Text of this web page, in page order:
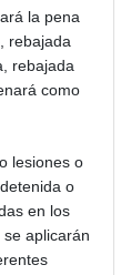
la pena
rebajada
rebajada
como
lesiones o
o
en los
aplicarán